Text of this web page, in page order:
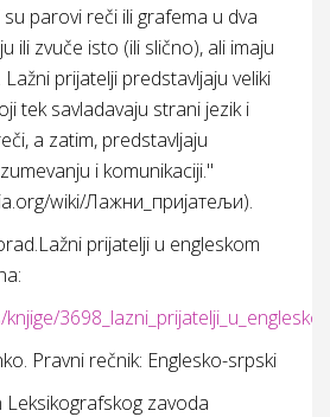
su parovi reči ili grafema u dva
ili zvuče isto (ili slično), ali imaju
prijatelji predstavljaju veliki
tek savladavaju strani jezik i
a zatim, predstavljaju
i komunikaciji."
wiki/Лажни_пријатељи).
prijatelji u engleskom
Pravni rečnik: Englesko-srpski
Leksikografskog zavoda